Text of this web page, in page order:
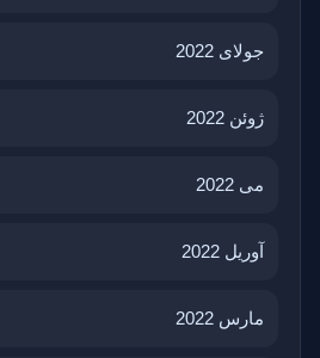
جولای 2022
ژوئن 2022
می 2022
آوریل 2022
مارس 2022